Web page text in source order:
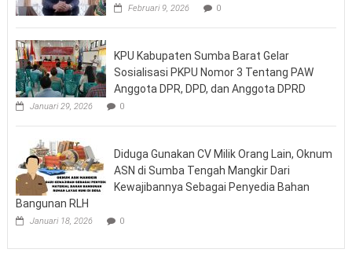
Februari 9, 2026 0
KPU Kabupaten Sumba Barat Gelar
Sosialisasi PKPU Nomor 3 Tentang PAW
Anggota DPR, DPD, dan Anggota DPRD
Januari 29, 2026 0
Diduga Gunakan CV Milik Orang Lain, Oknum
ASN di Sumba Tengah Mangkir Dari
Kewajibannya Sebagai Penyedia Bahan
Bangunan RLH
Januari 18, 2026 0